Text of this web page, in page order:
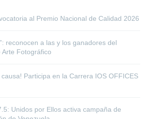
al Premio Nacional de Calidad 2026
reconocen a las y los ganadores del
Fotográfico
Participa en la Carrera IOS OFFICES
Unidos por Ellos activa campaña de